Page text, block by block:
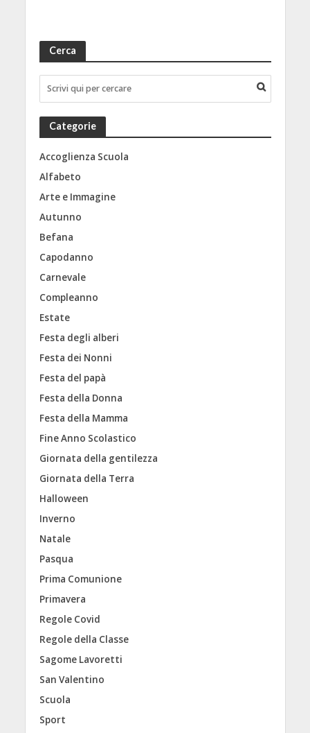
Cerca
Categorie
Accoglienza Scuola
Alfabeto
Arte e Immagine
Autunno
Befana
Capodanno
Carnevale
Compleanno
Estate
Festa degli alberi
Festa dei Nonni
Festa del papà
Festa della Donna
Festa della Mamma
Fine Anno Scolastico
Giornata della gentilezza
Giornata della Terra
Halloween
Inverno
Natale
Pasqua
Prima Comunione
Primavera
Regole Covid
Regole della Classe
Sagome Lavoretti
San Valentino
Scuola
Sport